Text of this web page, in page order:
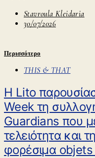
Stavroula Kleidaria
30/07/2026
Περισσότερο
THIS & THAT
Η Lito
Week τη
Guardians που
τελειότητα και
φορέσιμα objets